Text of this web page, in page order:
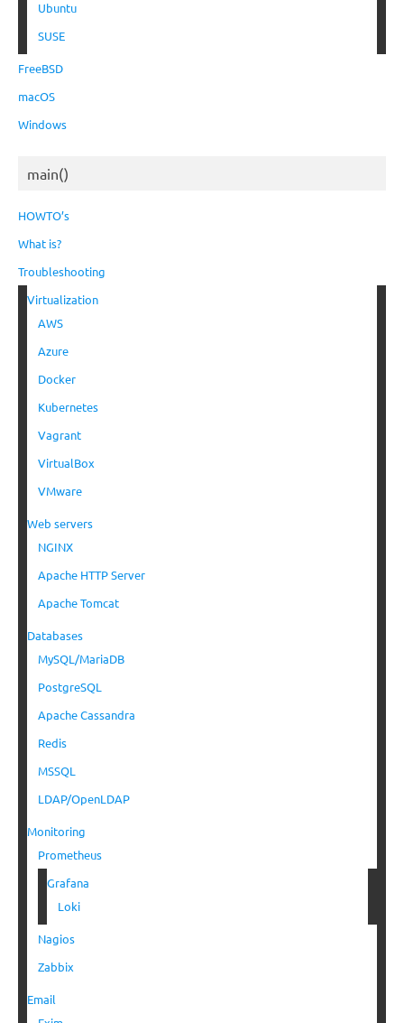
Ubuntu
SUSE
FreeBSD
macOS
Windows
main()
HOWTO’s
What is?
Troubleshooting
Virtualization
AWS
Azure
Docker
Kubernetes
Vagrant
VirtualBox
VMware
Web servers
NGINX
Apache HTTP Server
Apache Tomcat
Databases
MySQL/MariaDB
PostgreSQL
Apache Cassandra
Redis
MSSQL
LDAP/OpenLDAP
Monitoring
Prometheus
Grafana
Loki
Nagios
Zabbix
Email